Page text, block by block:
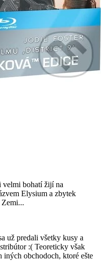
bohatí žijí na
Elysium a zbytek
už predali všetky kusy a
:( Teoreticky však
obchodoch, ktoré ešte